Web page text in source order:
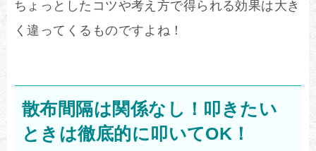
ちょっとしたコツや考え方で得られる効果は大き
く違ってくるものですよね！
散布間隔は関係なし！叩きたい
ときは徹底的に叩いてOK！